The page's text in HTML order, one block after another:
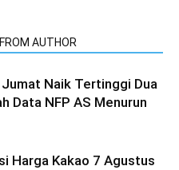
AUTHOR
Jumat Naik Tertinggi Dua
Data NFP AS Menurun
Harga Kakao 7 Agustus